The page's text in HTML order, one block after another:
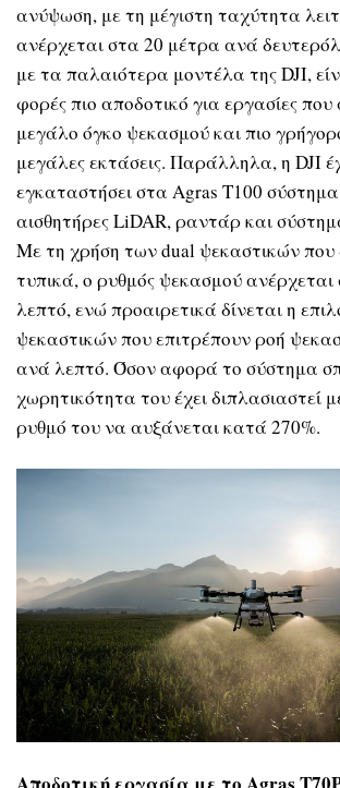
ανύψωση, με τη μέγιστη ταχύτητα
ανέρχεται στα 20 μέτρα ανά
με τα παλαιότερα μοντέλα της DJI,
φορές πιο αποδοτικό για εργασίες
μεγάλο όγκο ψεκασμού και πιο
μεγάλες εκτάσεις. Παράλληλα, η DJI
εγκαταστήσει στα Agras T100
αισθητήρες LiDAR, ραντάρ και
Με τη χρήση των dual ψεκαστικών που
τυπικά, ο ρυθμός ψεκασμού
λεπτό, ενώ προαιρετικά δίνεται η
ψεκαστικών που επιτρέπουν ροή
ανά λεπτό. Όσον αφορά το σύστημα
χωρητικότητα του έχει διπλασιαστεί
ρυθμό του να αυξάνεται κατά 270%.